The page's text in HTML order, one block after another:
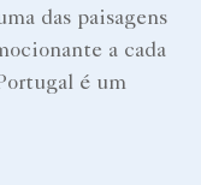
das paisagens
a cada
é um